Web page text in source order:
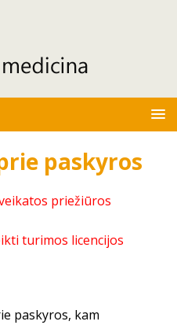
paskyros
priežiūros
turimos licencijos
paskyros, kam